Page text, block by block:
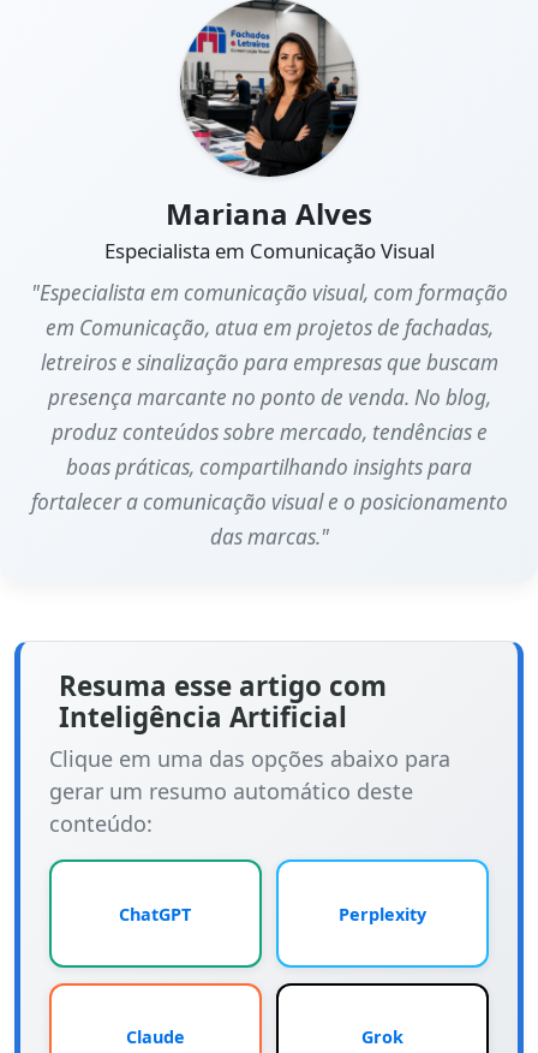
Mariana Alves
Especialista em Comunicação Visual
"Especialista em comunicação visual, com formação
em Comunicação, atua em projetos de fachadas,
letreiros e sinalização para empresas que buscam
presença marcante no ponto de venda. No blog,
produz conteúdos sobre mercado, tendências e
boas práticas, compartilhando insights para
fortalecer a comunicação visual e o posicionamento
das marcas."
Resuma esse artigo com
Inteligência Artificial
Clique em uma das opções abaixo para
gerar um resumo automático deste
conteúdo:
ChatGPT Perplexity
Claude Grok